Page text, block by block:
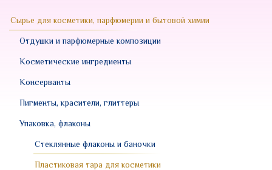
Сырье для косметики, парфюмерии и бытовой химии
Отдушки и парфюмерные композиции
Косметические ингредиенты
Консерванты
Пигменты, красители, глиттеры
Упаковка, флаконы
Стеклянные флаконы и баночки
Пластиковая тара для косметики